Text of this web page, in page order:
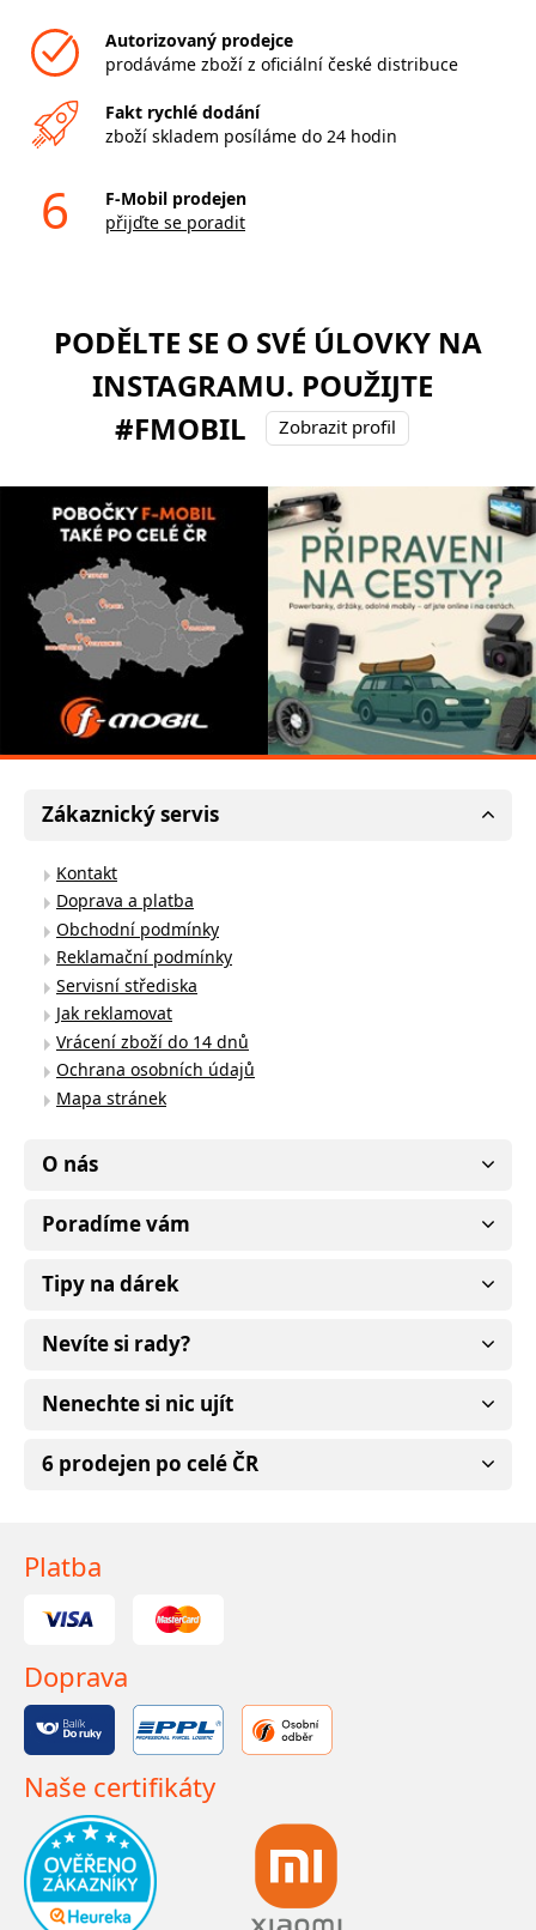
Autorizovaný prodejce
prodáváme zboží z oficiální české distribuce
Fakt rychlé dodání
zboží skladem posíláme do 24 hodin
6
F-Mobil prodejen
přijďte se poradit
PODĚLTE SE O SVÉ ÚLOVKY NA
INSTAGRAMU. POUŽIJTE
#FMOBIL
Zobrazit profil
Zákaznický servis
Kontakt
Doprava a platba
Obchodní podmínky
Reklamační podmínky
Servisní střediska
Jak reklamovat
Vrácení zboží do 14 dnů
Ochrana osobních údajů
Mapa stránek
O nás
Poradíme vám
Tipy na dárek
Nevíte si rady?
Nenechte si nic ujít
6 prodejen po celé ČR
Platba
Doprava
Naše certifikáty